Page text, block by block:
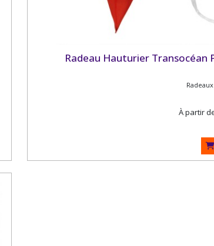
Radeau Hauturier Transocéan
À partir